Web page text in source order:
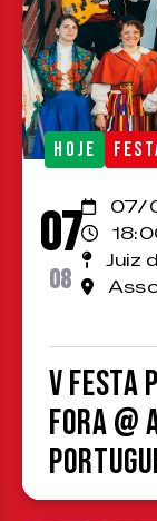
HOJE
07
08
07/
Juiz
V Festa
Fora @